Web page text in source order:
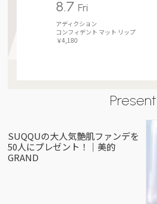
8.7Fri
アディクション
コンフィデント マット リップ
￥4,180
Present
SUQQUの大人気艶肌ファンデを
50人にプレゼント！｜美的
GRAND